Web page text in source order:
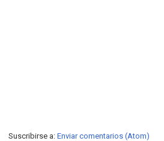
Suscribirse a: Enviar comentarios (Atom)